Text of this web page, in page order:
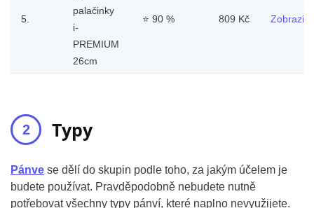
5.
palačinky
i-
PREMIUM
26cm
⭐ 90 % 809 Kč Zobrazit
Typy
Pánve se dělí do skupin podle toho, za jakým účelem je
budete používat. Pravděpodobně nebudete nutně
potřebovat všechny typy pánví, které naplno nevyužijete.